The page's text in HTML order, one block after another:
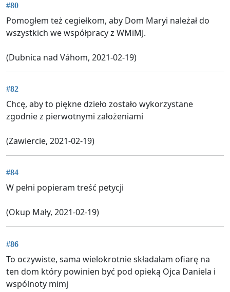
#80
Pomogłem też cegiełkom, aby Dom Maryi należał do
wszystkich we współpracy z WMiMJ.
(Dubnica nad Váhom, 2021-02-19)
#82
Chcę, aby to piękne dzieło zostało wykorzystane
zgodnie z pierwotnymi założeniami
(Zawiercie, 2021-02-19)
#84
W pełni popieram treść petycji
(Okup Mały, 2021-02-19)
#86
To oczywiste, sama wielokrotnie składałam ofiarę na
ten dom który powinien być pod opieką Ojca Daniela i
wspólnoty mimj